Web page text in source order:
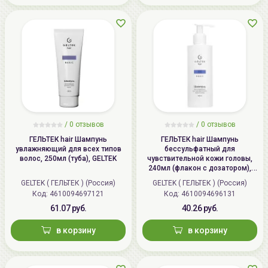
рекомендуется наносить его дважды: в первый раз
для эффективного очищения, второй для
терапевтического воздействия на кожу и волосы.
220020 Минск, ул.Радужная 4/1-
136. www.allcosmetics.by, E-mail:
/ 0 отзывов
ГЕЛЬТЕК hair Шампунь
увлажняющий для всех типов
волос, 250мл (туба), GELTEK
GELTEK ( ГЕЛЬТЕК ) (Россия)
Код: 4610094697121
61.07 руб.
в корзину
/ 0 отзывов
ГЕЛЬТЕК hair Шампунь
бессульфатный для
чувствительной кожи головы,
240мл (флакон с дозатором),
GELTEK ( ГЕЛЬТЕК ) (Россия)
Код: 4610094696131
40.26 руб.
в корзину